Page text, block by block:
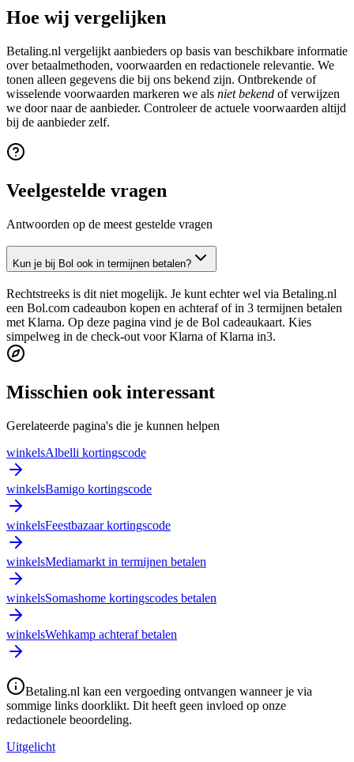
Hoe wij vergelijken
Betaling.nl vergelijkt aanbieders op basis van beschikbare informatie
over betaalmethoden, voorwaarden en redactionele relevantie. We
tonen alleen gegevens die bij ons bekend zijn. Ontbrekende of
wisselende voorwaarden markeren we als niet bekend of verwijzen
we door naar de aanbieder. Controleer de actuele voorwaarden altijd
bij de aanbieder zelf.
Veelgestelde vragen
Antwoorden op de meest gestelde vragen
Kun je bij Bol ook in termijnen betalen?
Rechtstreeks is dit niet mogelijk. Je kunt echter wel via Betaling.nl
een Bol.com cadeaubon kopen en achteraf of in 3 termijnen betalen
met Klarna. Op deze pagina vind je de Bol cadeaukaart. Kies
simpelweg in de check-out voor Klarna of Klarna in3.
Misschien ook interessant
Gerelateerde pagina's die je kunnen helpen
winkelsAlbelli kortingscode
winkelsBamigo kortingscode
winkelsFeestbazaar kortingscode
winkelsMediamarkt in termijnen betalen
winkelsSomashome kortingscodes betalen
winkelsWehkamp achteraf betalen
Betaling.nl kan een vergoeding ontvangen wanneer je via
sommige links doorklikt. Dit heeft geen invloed op onze
redactionele beoordeling.
Uitgelicht